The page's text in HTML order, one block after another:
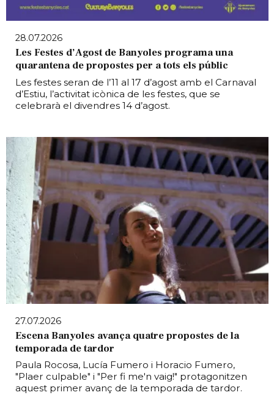
28.07.2026
Les Festes d’Agost de Banyoles programa una
quarantena de propostes per a tots els públic
Les festes seran de l’11 al 17 d’agost amb el Carnaval
d’Estiu, l’activitat icònica de les festes, que se
celebrarà el divendres 14 d’agost.
27.07.2026
Escena Banyoles avança quatre propostes de la
temporada de tardor
Paula Rocosa, Lucía Fumero i Horacio Fumero,
"Plaer culpable" i "Per fi me'n vaig!" protagonitzen
aquest primer avanç de la temporada de tardor.